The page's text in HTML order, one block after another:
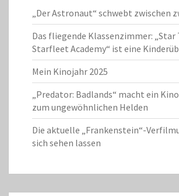
„Der Astronaut“ schwebt zwischen
Das fliegende Klassenzimmer: „Star
Starfleet Academy“ ist eine
Mein Kinojahr 2025
„Predator: Badlands“ macht ein
zum ungewöhnlichen Helden
Die aktuelle „Frankenstein“-
sich sehen lassen